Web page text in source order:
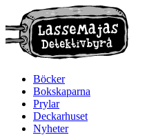
Böcker
Bokskaparna
Prylar
Deckarhuset
Nyheter